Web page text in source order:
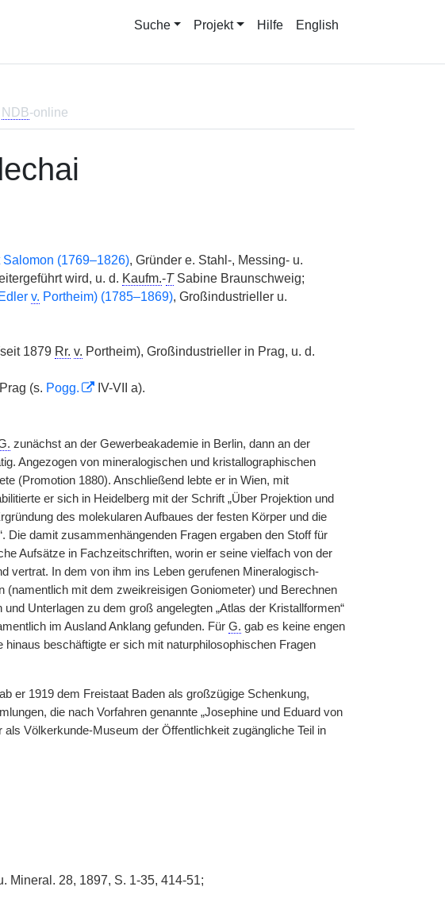
Suche Projekt Hilfe English
NDB-online
Salomon (1769–1826), Gründer e. Stahl-, Messing- u.
wird, u. d. Kaufm.-TSabine Braunschweig;
v. Portheim) (1785–1869), Großindustrieller u.
1879 Rr. v. Portheim), Großindustrieller in Prag, u. d.
(s. Pogg. IV-VII a).
zunächst an der Gewerbeakademie in Berlin, dann an der
Angezogen von mineralogischen und kristallographischen
(Promotion 1880). Anschließend lebte er in Wien, mit
er sich in Heidelberg mit der Schrift „Über Projektion und
des molekularen Aufbaues der festen Körper und die
Die damit zusammenhängenden Fragen ergaben den Stoff für
Aufsätze in Fachzeitschriften, worin er seine vielfach von der
vertrat. In dem von ihm ins Leben gerufenen Mineralogisch-
mit dem zweikreisigen Goniometer) und Berechnen
Unterlagen zu dem groß angelegten „Atlas der Kristallformen“
im Ausland Anklang gefunden. Für G. gab es keine engen
beschäftigte er sich mit naturphilosophischen Fragen
er 1919 dem Freistaat Baden als großzügige Schenkung,
die nach Vorfahren genannte „Josephine und Eduard von
Völkerkunde-Museum der Öffentlichkeit zugängliche Teil in
Mineral. 28, 1897, S. 1-35, 414-51;